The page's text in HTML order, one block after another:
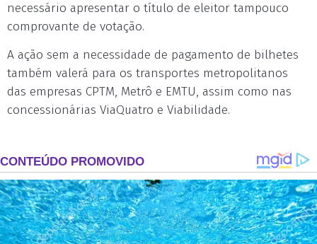
necessário apresentar o título de eleitor tampouco
comprovante de votação.
A ação sem a necessidade de pagamento de bilhetes
também valerá para os transportes metropolitanos
das empresas CPTM, Metrô e EMTU, assim como nas
concessionárias ViaQuatro e Viabilidade.